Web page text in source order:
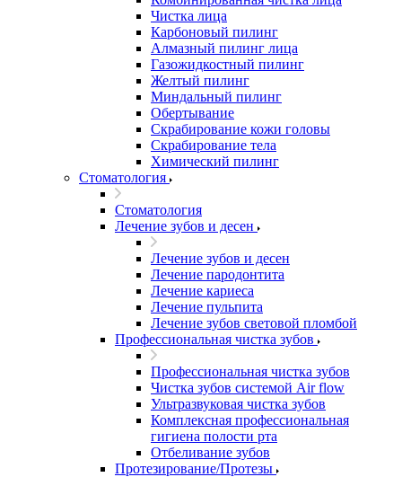
Чистка лица
Карбоновый пилинг
Алмазный пилинг лица
Газожидкостный пилинг
Желтый пилинг
Миндальный пилинг
Обертывание
Скрабирование кожи головы
Скрабирование тела
Химический пилинг
Стоматология
Стоматология
Лечение зубов и десен
Лечение зубов и десен
Лечение пародонтита
Лечение кариеса
Лечение пульпита
Лечение зубов световой пломбой
Профессиональная чистка зубов
Профессиональная чистка зубов
Чистка зубов системой Air flow
Ультразвуковая чистка зубов
Комплексная профессиональная
гигиена полости рта
Отбеливание зубов
Протезирование/Протезы